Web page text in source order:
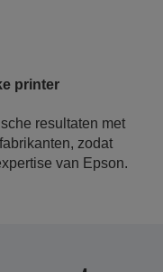
printer
resultaten met
zodat
van Epson.